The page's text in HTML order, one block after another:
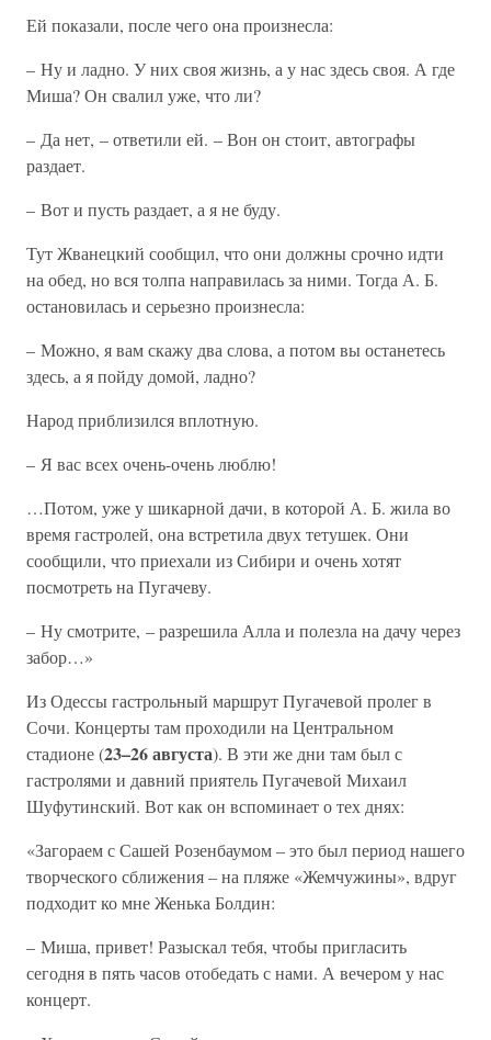
Ей показали, после чего она произнесла:
– Ну и ладно. У них своя жизнь, а у нас здесь своя. А где
Миша? Он свалил уже, что ли?
– Да нет, – ответили ей. – Вон он стоит, автографы
раздает.
– Вот и пусть раздает, а я не буду.
Тут Жванецкий сообщил, что они должны срочно идти
на обед, но вся толпа направилась за ними. Тогда А. Б.
остановилась и серьезно произнесла:
– Можно, я вам скажу два слова, а потом вы останетесь
здесь, а я пойду домой, ладно?
Народ приблизился вплотную.
– Я вас всех очень-очень люблю!
…Потом, уже у шикарной дачи, в которой А. Б. жила во
время гастролей, она встретила двух тетушек. Они
сообщили, что приехали из Сибири и очень хотят
посмотреть на Пугачеву.
– Ну смотрите, – разрешила Алла и полезла на дачу через
забор…»
Из Одессы гастрольный маршрут Пугачевой пролег в
Сочи. Концерты там проходили на Центральном
стадионе (23–26 августа). В эти же дни там был с
гастролями и давний приятель Пугачевой Михаил
Шуфутинский. Вот как он вспоминает о тех днях:
«Загораем с Сашей Розенбаумом – это был период нашего
творческого сближения – на пляже «Жемчужины», вдруг
подходит ко мне Женька Болдин:
– Миша, привет! Разыскал тебя, чтобы пригласить
сегодня в пять часов отобедать с нами. А вечером у нас
концерт.